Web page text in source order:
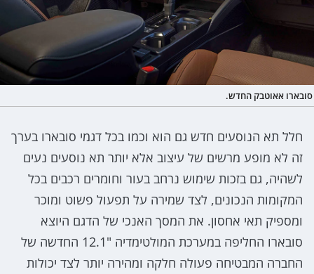
סובארו אאוטבק החדש.
חלל תא הנוסעים חדש גם הוא וכמו בכל דגמי סובארו בערך
זה לא מופע מרשים של עיצוב אלא יותר תא נוסעים נעים
לשהיה, גם בזכות שימוש נרחב בעור וחומרים רכבים בכל
המקומות הנכונים, לצד שמירה על תפעול פשוט ומוכר
ומספיק תאי אחסון. את המסך האנכי של הדגם היוצא
סובארו החליפה במערכת המולטימדיה "12.1 החדשה של
החברה המבטיחה פעולה חלקה ומהירה יותר לצד יכולות